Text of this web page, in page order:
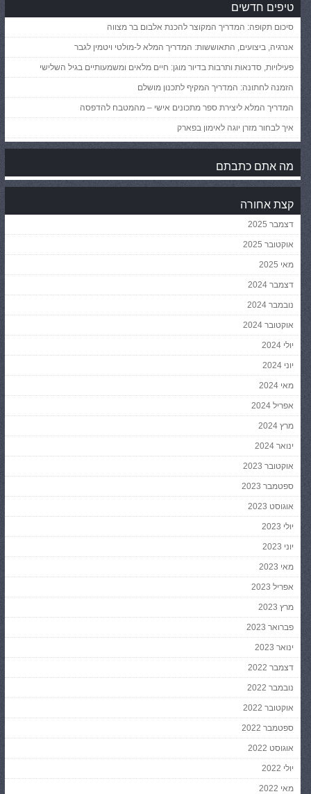
טיפים חדשים
סיכום תקופה: המדריך המקוצר להכנת אלבום בר מצווה
אנרגיה, ביצועים, התאוששות: המדריך המלא ל-מולטי ויטמין לגבר
פעילויות, סדנאות ותרבות בדיור מוגן: חיים מלאים ומשמעותיים בגיל השלישי
הזמנה לחתונה: המדריך המקיף לתכנון מושלם
המדריך המלא ליצירת ספר מתכונים אישי – מהמטבח להדפסה
איך לבחור מזרן יוגה לאימון בפארק
מה אתם כתבתם
קצת אחורה
דצמבר 2025
אוקטובר 2025
מאי 2025
דצמבר 2024
נובמבר 2024
אוקטובר 2024
יולי 2024
יוני 2024
מאי 2024
אפריל 2024
מרץ 2024
ינואר 2024
אוקטובר 2023
ספטמבר 2023
אוגוסט 2023
יולי 2023
יוני 2023
מאי 2023
אפריל 2023
מרץ 2023
פברואר 2023
ינואר 2023
דצמבר 2022
נובמבר 2022
אוקטובר 2022
ספטמבר 2022
אוגוסט 2022
יולי 2022
מאי 2022